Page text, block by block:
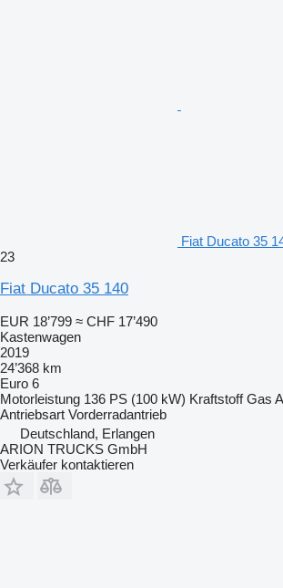
Fiat Ducato 35
23
Fiat Ducato 35 140
EUR 18’799 ≈ CHF 17’490
Kastenwagen
2019
24’368 km
Euro 6
Motorleistung 136 PS (100 kW) Kraftstoff Gas
Antriebsart Vorderradantrieb
Deutschland, Erlangen
ARION TRUCKS GmbH
Verkäufer kontaktieren